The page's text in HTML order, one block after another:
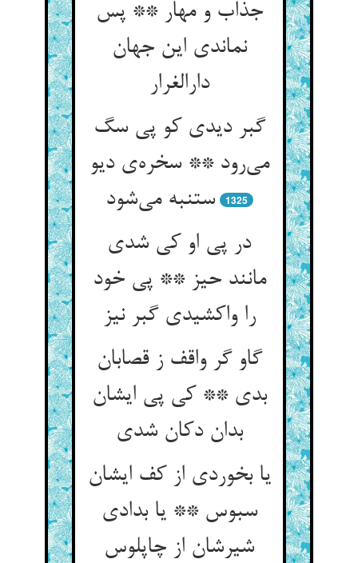
جذاب و مهار ** پس
نماندی این جهان
دارالغرار
گبر دیدی کو پی سگ
می‌رود ** سخره‌ی دیو
ستنبه می‌شود
1325
در پی او کی شدی
مانند حیز ** پی خود
را واکشیدی گبر نیز
گاو گر واقف ز قصابان
بدی ** کی پی ایشان
بدان دکان شدی
یا بخوردی از کف ایشان
سبوس ** یا بدادی
شیرشان از چاپلوس